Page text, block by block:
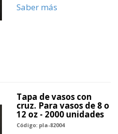
Saber más
Tapa de vasos con
cruz. Para vasos de 8 o
12 oz - 2000 unidades
Código: pla-82004